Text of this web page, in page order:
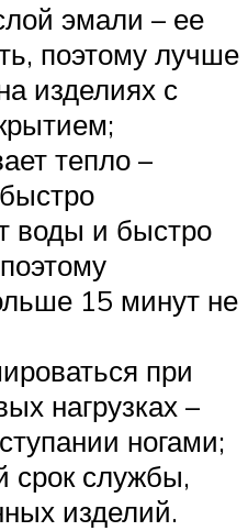
эмали – ее
поэтому лучше
изделиях с
тепло –
воды и быстро
15 минут не
при
нагрузках –
ногами;
срок службы,
изделий.